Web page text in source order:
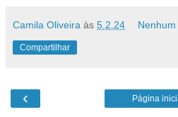
Camila Oliveira às 5.2.24
Compartilhar
‹ Página